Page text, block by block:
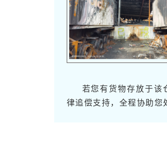
若您有货物存放于
律追偿支持，全程协助您